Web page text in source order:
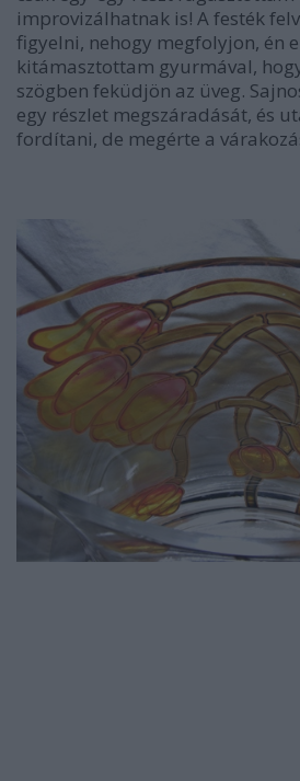
improvizálhatnak is! A festék
figyelni, nehogy megfolyjon, én
kitámasztottam gyurmával,
szögben feküdjön az üveg.
egy részlet megszáradását, és
fordítani, de megérte a